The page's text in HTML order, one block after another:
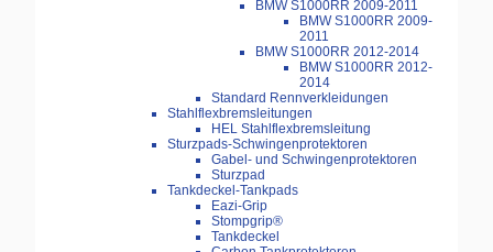
BMW S1000RR 2009-2011
BMW S1000RR 2009-
2011
BMW S1000RR 2012-2014
BMW S1000RR 2012-
2014
Standard Rennverkleidungen
Stahlflexbremsleitungen
HEL Stahlflexbremsleitung
Sturzpads-Schwingenprotektoren
Gabel- und Schwingenprotektoren
Sturzpad
Tankdeckel-Tankpads
Eazi-Grip
Stompgrip®
Tankdeckel